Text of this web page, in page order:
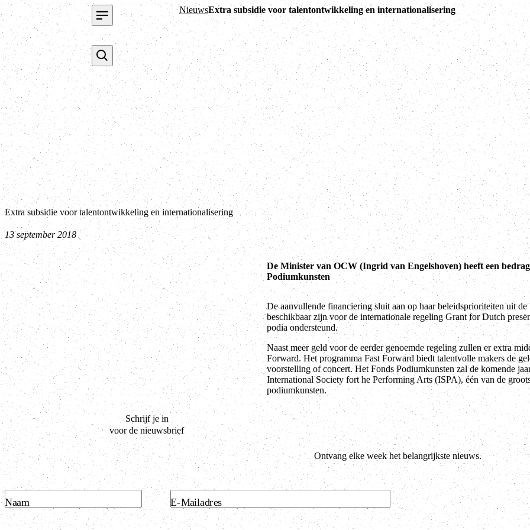
NieuwsExtra subsidie voor talentontwikkeling en internationalisering
Extra subsidie voor talentontwikkeling en internationalisering
13 september 2018
De Minister van OCW (Ingrid van Engelshoven) heeft een
Podiumkunsten
De aanvullende financiering sluit aan op haar beleidsprioriteiten uit
beschikbaar zijn voor de internationale regeling Grant for Dutch
podia ondersteund.
Naast meer geld voor de eerder genoemde regeling zullen er extra
Forward. Het programma Fast Forward biedt talentvolle makers de
voorstelling of concert. Het Fonds Podiumkunsten zal de komende
International Society fort he Performing Arts (ISPA), één van de
podiumkunsten.
Schrijf je in
voor de nieuwsbrief
Ontvang elke week het belangrijkste nieuws.
Naam E-Mailadres